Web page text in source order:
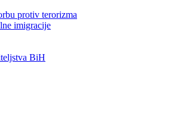
protiv terorizma
imigracije
BiH